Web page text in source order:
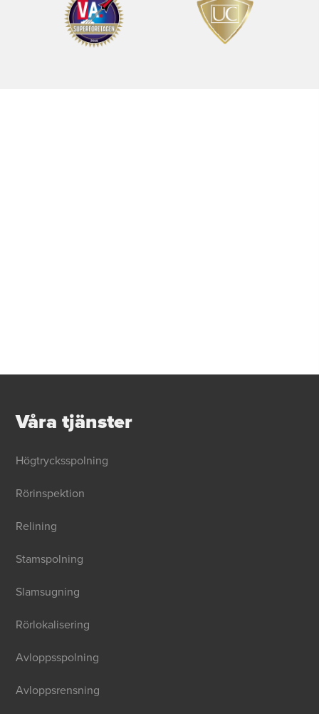
Våra tjänster
Högtrycksspolning
Rörinspektion
Relining
Stamspolning
Slamsugning
Rörlokalisering
Avloppsspolning
Avloppsrensning